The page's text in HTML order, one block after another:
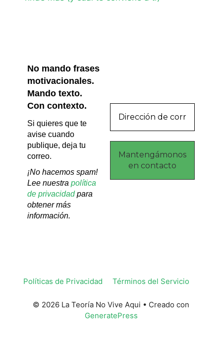
No mando frases
motivacionales.
Mando texto.
Con contexto.
Si quieres que te
avise cuando
publique, deja tu
correo.
¡No hacemos spam!
Lee nuestra política
de privacidadpara
obtener más
información.
Políticas de Privacidad Términos del Servicio
© 2026 La Teoría No Vive Aqui • Creado con
GeneratePress